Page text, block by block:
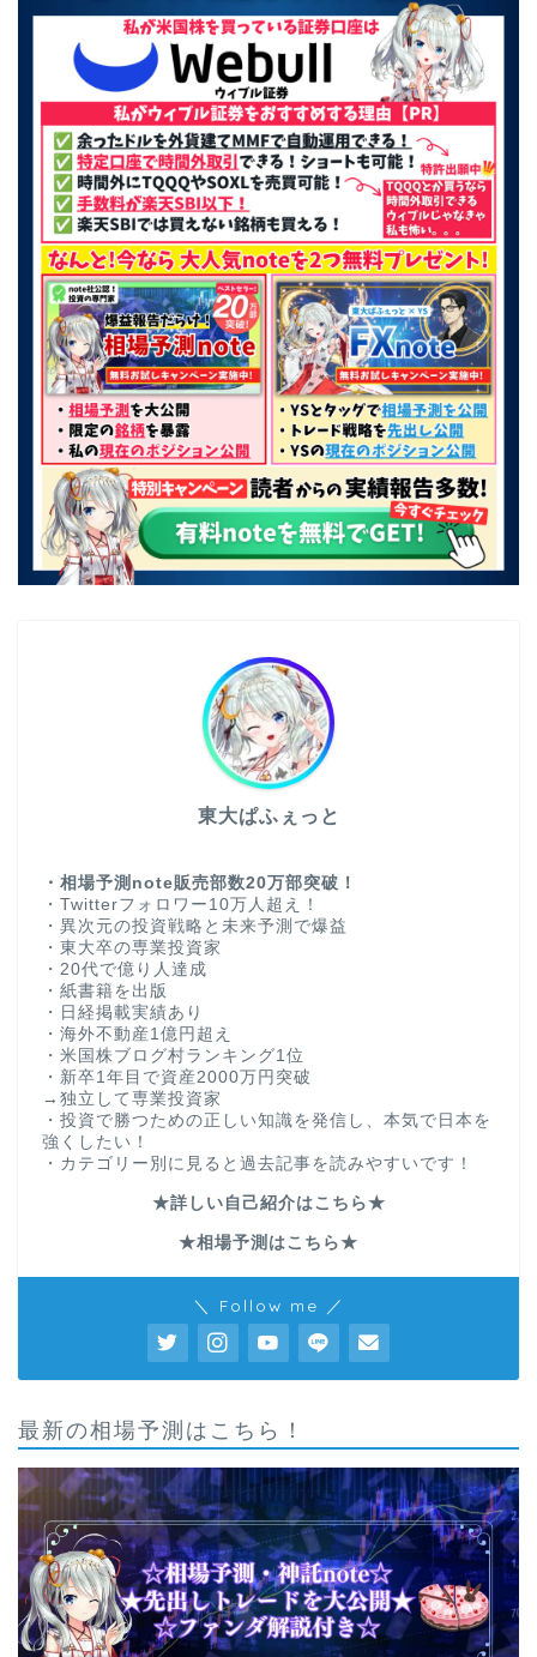
東大ぱふぇっと
・相場予測note販売部数20万部突破！
・Twitterフォロワー10万人超え！
・異次元の投資戦略と未来予測で爆益
・東大卒の専業投資家
・20代で億り人達成
・紙書籍を出版
・日経掲載実績あり
・海外不動産1億円超え
・米国株ブログ村ランキング1位
・新卒1年目で資産2000万円突破
→独立して専業投資家
・投資で勝つための正しい知識を発信し、本気で日本を
強くしたい！
・カテゴリー別に見ると過去記事を読みやすいです！
★詳しい自己紹介はこちら★
★相場予測はこちら★
＼ Follow me ／
最新の相場予測はこちら！